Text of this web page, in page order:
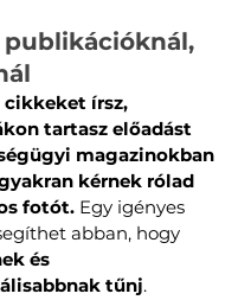
publikációknál,
cikkeket írsz,
tartasz előadást
magazinokban
kérnek rólad
fotót. Egy igényes
abban, hogy
és
tűnj.